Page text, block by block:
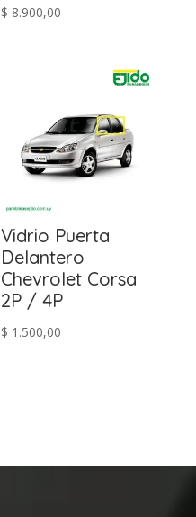
$ 8.900,00
Vidrio Puerta
Delantero
Chevrolet Corsa
2P / 4P
$ 1.500,00